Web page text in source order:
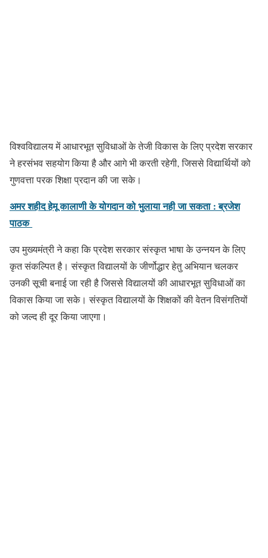
विश्वविद्यालय में आधारभूत सुविधाओं के तेजी विकास के लिए प्रदेश सरकार
ने हरसंभव सहयोग किया है और आगे भी करती रहेगी, जिससे विद्यार्थियों को
गुणवत्ता परक शिक्षा प्रदान की जा सके।
अमर शहीद हेमू कालाणी के योगदान को भुलाया नही जा सकता : ब्रजेश
पाठक
उप मुख्यमंत्री ने कहा कि प्रदेश सरकार संस्कृत भाषा के उन्नयन के लिए
कृत संकल्पित है। संस्कृत विद्यालयों के जीर्णोद्धार हेतु अभियान चलकर
उनकी सूची बनाई जा रही है जिससे विद्यालयों की आधारभूत सुविधाओं का
विकास किया जा सके। संस्कृत विद्यालयों के शिक्षकों की वेतन विसंगतियों
को जल्द ही दूर किया जाएगा।